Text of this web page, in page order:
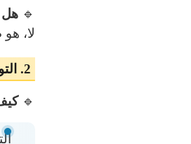
🔹 هل
لا،
2. التوتر والضغط النفسي
🔹